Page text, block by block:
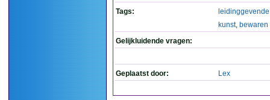
Tags:
leidinggevende
kunst, bewaren
Gelijkluidende vragen:
Geplaatst door: Lex